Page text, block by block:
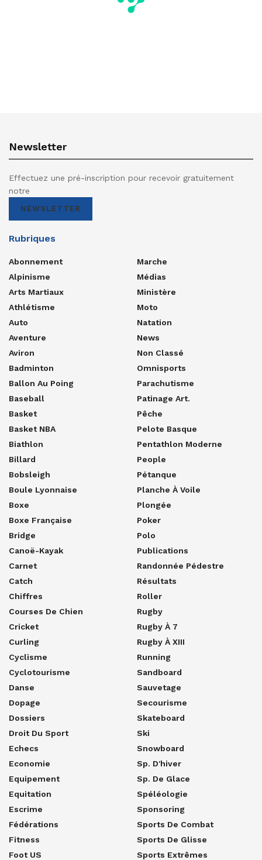
Newsletter
Effectuez une pré-inscription pour recevoir gratuitement
notre
NEWSLETTER
Rubriques
Abonnement
Alpinisme
Arts Martiaux
Athlétisme
Auto
Aventure
Aviron
Badminton
Ballon Au Poing
Baseball
Basket
Basket NBA
Biathlon
Billard
Bobsleigh
Boule Lyonnaise
Boxe
Boxe Française
Bridge
Canoë-Kayak
Carnet
Catch
Chiffres
Courses De Chien
Cricket
Curling
Cyclisme
Cyclotourisme
Danse
Dopage
Dossiers
Droit Du Sport
Echecs
Economie
Equipement
Equitation
Escrime
Fédérations
Fitness
Foot US
Marche
Médias
Ministère
Moto
Natation
News
Non Classé
Omnisports
Parachutisme
Patinage Art.
Pêche
Pelote Basque
Pentathlon Moderne
People
Pétanque
Planche À Voile
Plongée
Poker
Polo
Publications
Randonnée Pédestre
Résultats
Roller
Rugby
Rugby À 7
Rugby À XIII
Running
Sandboard
Sauvetage
Secourisme
Skateboard
Ski
Snowboard
Sp. D'hiver
Sp. De Glace
Spéléologie
Sponsoring
Sports De Combat
Sports De Glisse
Sports Extrêmes